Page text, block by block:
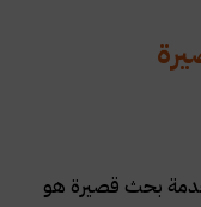
بحث قصيرة هو